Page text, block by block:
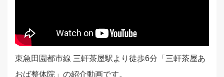
東急田園都市線 三軒茶屋駅より徒歩6分「三軒茶屋あ
おば整体院」の紹介動画です。